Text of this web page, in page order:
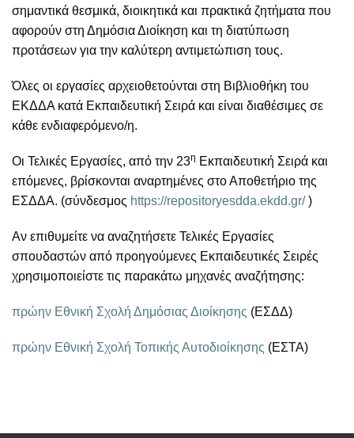
σημαντικά θεσμικά, διοικητικά και πρακτικά ζητήματα που
αφορούν στη Δημόσια Διοίκηση και τη διατύπωση
προτάσεων για την καλύτερη αντιμετώπιση τους.
Όλες οι εργασίες αρχειοθετούνται στη Βιβλιοθήκη του
ΕΚΔΔΑ κατά Εκπαιδευτική Σειρά και είναι διαθέσιμες σε
κάθε ενδιαφερόμενο/η.
Οι Τελικές Εργασίες, από την 23η Εκπαιδευτική Σειρά και
επόμενες, βρίσκονται αναρτημένες στο Αποθετήριο της
ΕΣΔΔΑ. (σύνδεσμος https://repositoryesdda.ekdd.gr/)
Αν επιθυμείτε να αναζητήσετε Τελικές Εργασίες
σπουδαστών από προηγούμενες Εκπαιδευτικές Σειρές
χρησιμοποιείστε τις παρακάτω μηχανές αναζήτησης:
πρώην Εθνική Σχολή Δημόσιας Διοίκησης (ΕΣΔΔ)
πρώην Εθνική Σχολή Τοπικής Αυτοδιοίκησης (ΕΣΤΑ)